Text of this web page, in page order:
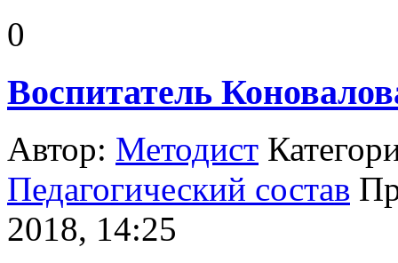
0
Воспитатель
Автор: Методист
Педагогический состав
2018, 14:25